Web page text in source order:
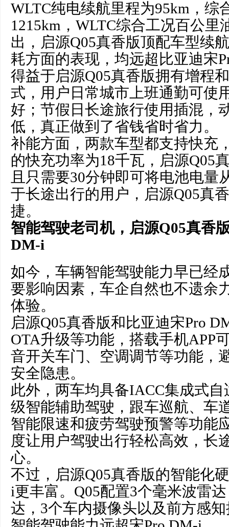
WLTC纯电续航里程为95km，综
1215km，WLTC综合工况百公里
出，启源Q05真香版顶配车型续
耗方面的表现，均远超比亚迪宋
得益于启源Q05真香版拥有增程
式，用户日常城市上班通勤可使
好；节假日长途旅行使用插混，
低，真正做到了省钱省时省力。
补能方面，两款车型都支持快充
的快充功率为18千瓦，启源Q05
且只需要30分钟即可将电池电量
于长途出行的用户，启源Q05真
捷。
智能驾驶老司机， 启源Q05真香
DM-i
如今，车辆智能驾驶能力早已经
要影响因素，车企自然也不遗余
体验。
启源Q05真香版和比亚迪宋Pro
OTA升级等功能，搭载手机APP
音开关车门、空调调节等功能，
安全隐患。
此外，两车均具备IACC集成式
级智能辅助驾驶，跟车巡航、车
智能限速和疲劳驾驶预警等功能
度让用户驾驶出行轻松高效，长
心。
不过，启源Q05真香版的智能化
i更丰富。Q05配置3个毫米波雷
达，3个车内摄像头以及前方感